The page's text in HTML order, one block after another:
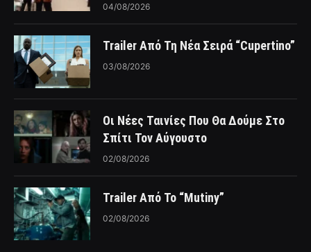
04/08/2026
Trailer Από Τη Νέα Σειρά “Cupertino”
03/08/2026
Οι Νέες Ταινίες Που Θα Δούμε Στο
Σπίτι Τον Αύγουστο
02/08/2026
Trailer Από Το “Mutiny”
02/08/2026